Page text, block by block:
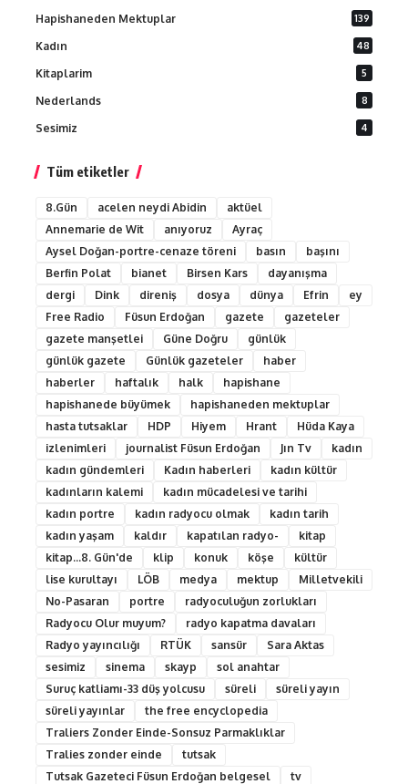
Hapishaneden Mektuplar 139
Kadın 48
Kitaplarim 5
Nederlands 8
Sesimiz 4
Tüm etiketler
8.Gün acelen neydi Abidin
aktüel
Annemarie de Wit
anıyoruz
Ayraç
Aysel Doğan-portre-cenaze töreni
basın
başını
Berfin Polat
bianet Birsen Kars
dayanışma
dergi
Dink direniş dosya dünya Efrin
ey
Free Radio
Füsun Erdoğan gazete
gazeteler
gazete manşetlei
Güne Doğru
günlük
günlük gazete
Günlük gazeteler
haber
haberler
haftalık halk
hapishane
hapishanede büyümek
hapishaneden mektuplar
hasta tutsaklar
HDP Hiyem Hrant
Hüda Kaya
izlenimleri
journalist Füsun Erdoğan Jın Tv
kadın
kadın gündemleri
Kadın haberleri
kadın kültür
kadınların kalemi
kadın mücadelesi ve tarihi
kadın portre
kadın radyocu olmak
kadın tarih
kadın yaşam
kaldır kapatılan radyo-
kitap
kitap...8. Gün'de
klip konuk köşe
kültür
lise kurultayı
LÖB medya mektup
Milletvekili
No-Pasaran
portre
radyoculuğun zorlukları
Radyocu Olur muyum?
radyo kapatma davaları
Radyo yayıncılığı
RTÜK sansür
Sara Aktas
sesimiz
sinema skayp
sol anahtar
Suruç katliamı-33 düş yolcusu
süreli
süreli yayın
süreli yayınlar
the free encyclopedia
Traliers Zonder Einde-Sonsuz Parmaklıklar
Tralies zonder einde
tutsak
Tutsak Gazeteci Füsun Erdoğan belgesel
tv